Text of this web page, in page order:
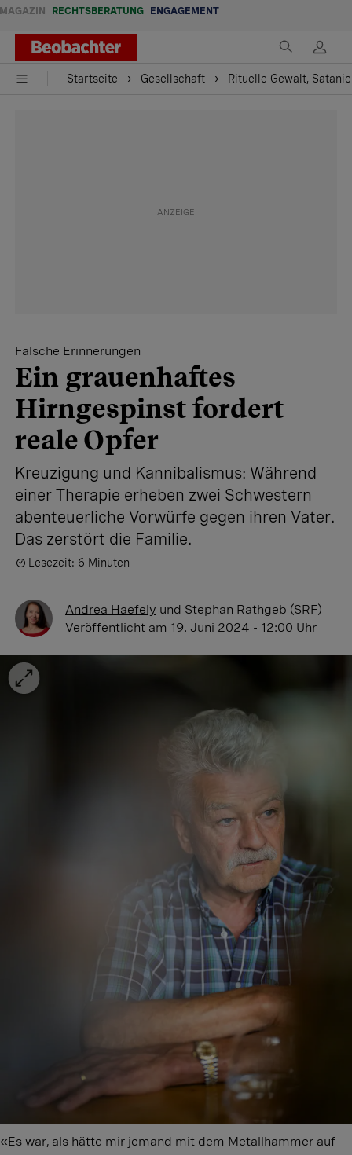
MAGAZIN RECHTSBERATUNG ENGAGEMENT
Startseite Gesellschaft Rituelle Gewalt,
Falsche Erinnerungen
Ein grauenhaftes
Hirngespinst fordert
reale Opfer
Kreuzigung und Kannibalismus: Während
einer Therapie erheben zwei Schwestern
abenteuerliche Vorwürfe gegen ihren Vater.
Das zerstört die Familie.
Lesezeit: 6 Minuten
Andrea Haefely und Stephan Rathgeb (SRF)
Veröffentlicht am 19. Juni 2024 - 12:00 Uhr
«Es war, als hätte mir jemand mit dem Metallhammer auf